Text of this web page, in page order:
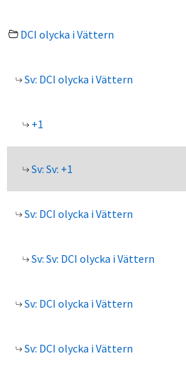
DCI olycka i Vättern
Sv: DCI olycka i Vättern
+1
Sv: Sv: +1
Sv: DCI olycka i Vättern
Sv: Sv: DCI olycka i Vättern
Sv: DCI olycka i Vättern
Sv: DCI olycka i Vättern